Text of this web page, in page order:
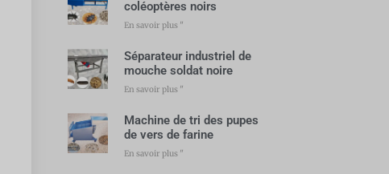
coléoptères noirs
En savoir plus "
Séparateur industriel de
mouche soldat noire
En savoir plus "
Machine de tri des pupes
de vers de farine
En savoir plus "